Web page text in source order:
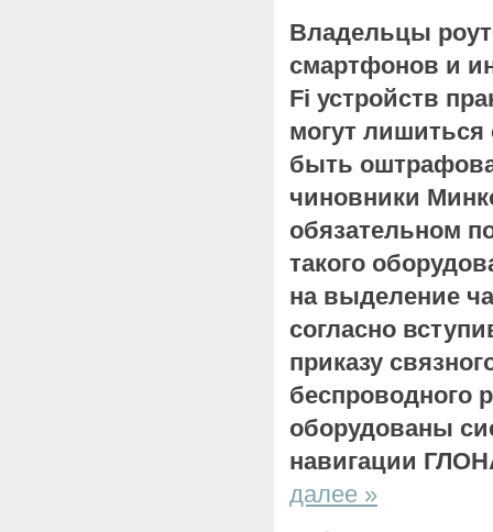
Владельцы
смартфонов и
Fi устройств
могут лишиться
быть
чиновники
обязательном
такого
на выделение
согласно
приказу
беспроводного
оборудованы
навигации
далее »